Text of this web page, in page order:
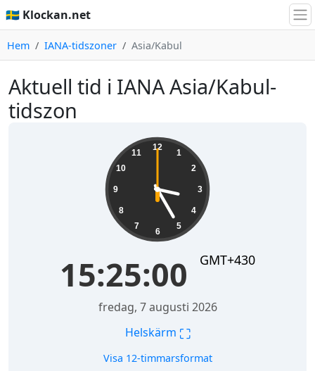
🇸🇪 Klockan.net
Hem IANA-tidszoner Asia/Kabul
Aktuell tid i IANA Asia/Kabul-
tidszon
12
1
2
3
4
5
6
7
8
9
10
11
15:25:00 GMT+430
fredag, 7 augusti 2026
Helskärm ⛶
Visa 12-timmarsformat